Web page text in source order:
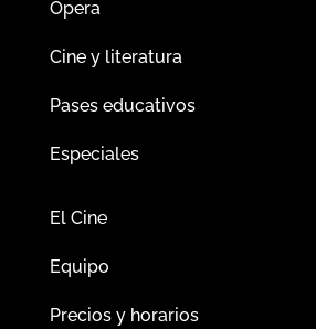
Ópera
Cine y literatura
Pases educativos
Especiales
El Cine
Equipo
Precios y horarios